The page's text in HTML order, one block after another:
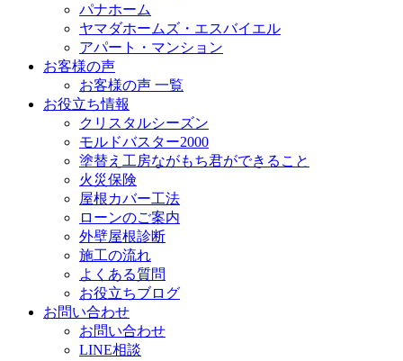
パナホーム
ヤマダホームズ・エスバイエル
アパート・マンション
お客様の声
お客様の声 一覧
お役立ち情報
クリスタルシーズン
モルドバスター2000
塗替え工房ながもち君ができること
火災保険
屋根カバー工法
ローンのご案内
外壁屋根診断
施工の流れ
よくある質問
お役立ちブログ
お問い合わせ
お問い合わせ
LINE相談